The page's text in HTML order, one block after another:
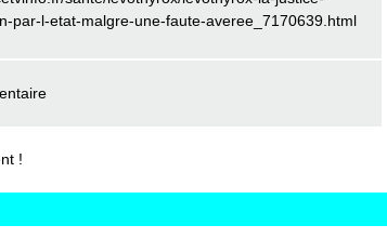
par-l-etat-malgre-une-faute-averee_7170639.html
!